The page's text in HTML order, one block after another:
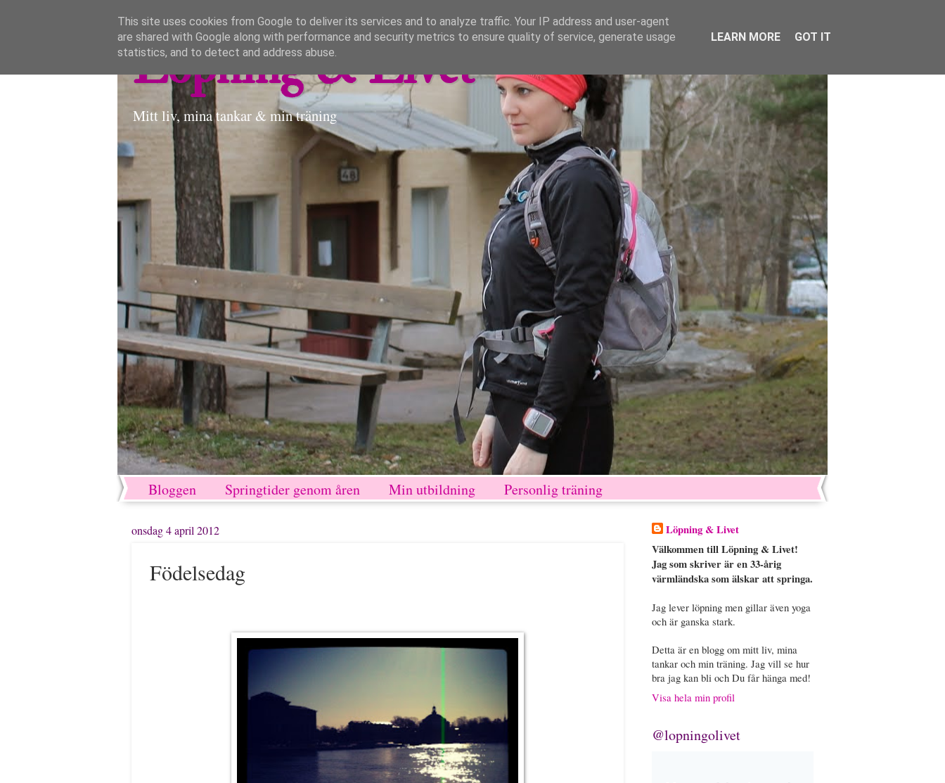
Löpning & Livet
Mitt liv, mina tankar & min träning
Bloggen Springtider genom åren Min utbildning Personlig träning
onsdag 4 april 2012
Födelsedag
Löpning & Livet
Välkommen till Löpning & Livet!
Jag som skriver är en 33-årig
värmländska som älskar att springa.
Jag lever löpning men gillar även yoga
och är ganska stark.
Detta är en blogg om mitt liv, mina
tankar och min träning. Jag vill se hur
bra jag kan bli och Du får hänga med!
Visa hela min profil
@lopningolivet
This site uses cookies from Google to deliver its services and to analyze traffic. Your IP address and user-agent
are shared with Google along with performance and security metrics to ensure quality of service, generate usage
statistics, and to detect and address abuse.
LEARN MORE GOT IT